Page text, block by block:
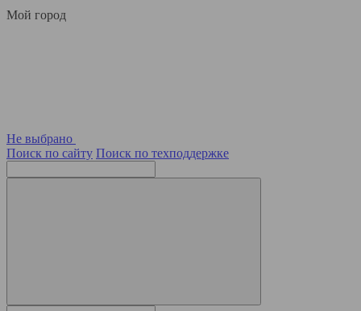
Мой город
Не выбрано
Поиск по сайту Поиск по техподдержке